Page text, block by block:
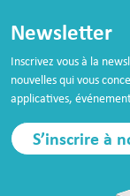
Newsletter
Inscrivez vous à la
nouvelles qui vous
applicatives,
S’inscrire à